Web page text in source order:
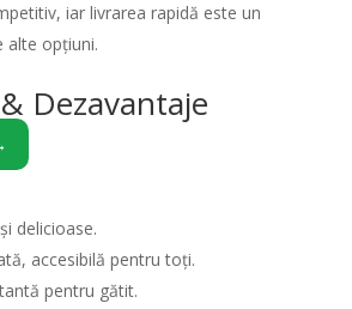
iar livrarea rapidă este un
alte opțiuni.
Dezavantaje
delicioase.
accesibilă pentru toți.
pentru gătit.